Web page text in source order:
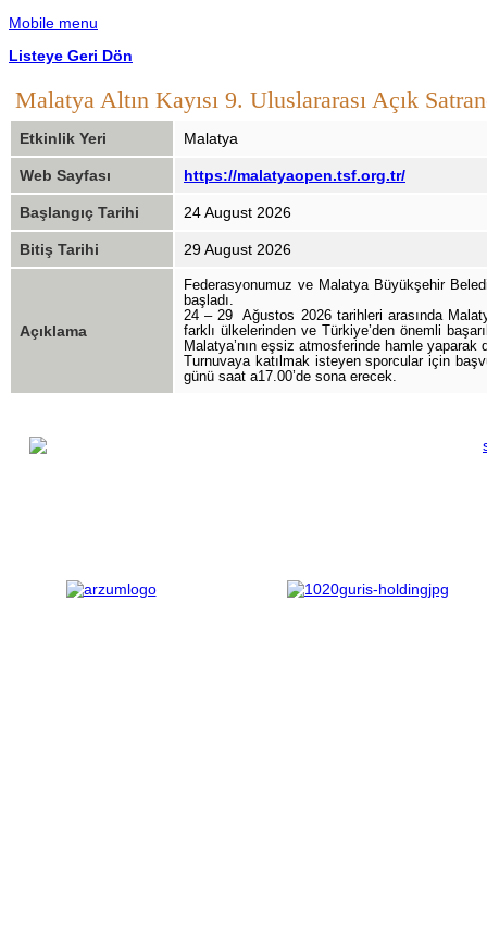
Mobile menu
Listeye Geri Dön
Malatya Altın Kayısı 9. Uluslararası Açık
Etkinlik Yeri Malatya
Web Sayfası https://malatyaopen.tsf.org.tr/
Başlangıç Tarihi 24 August 2026
Bitiş Tarihi 29 August 2026
Açıklama
Federasyonumuz ve Malatya Büyükşehir
başladı.
24 – 29 Ağustos 2026 tarihleri arasında
farklı ülkelerinden ve Türkiye’den önemli
Malatya’nın eşsiz atmosferinde hamle
Turnuvaya katılmak isteyen sporcular için
günü saat a17.00’de sona erecek.